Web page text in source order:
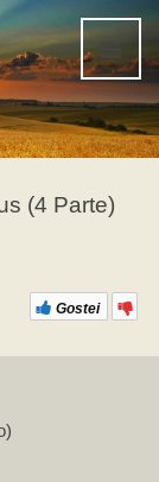
(4 Parte)
Gostei